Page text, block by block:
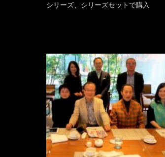
シリーズ、 シリーズセットで購入